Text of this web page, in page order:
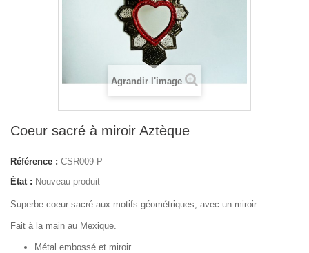
Agrandir l'image
Coeur sacré à miroir Aztèque
Référence : CSR009-P
État : Nouveau produit
Superbe coeur sacré aux motifs géométriques, avec un miroir.
Fait à la main au Mexique.
Métal embossé et miroir